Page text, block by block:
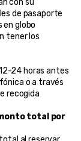
con su
de pasaporte
en globo
tener los
24 horas antes
o a través
recogida
total por